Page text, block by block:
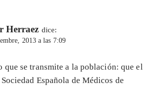
Herraez dice:
2013 a las 7:09
que se transmite a la población: que el
Española de Médicos de